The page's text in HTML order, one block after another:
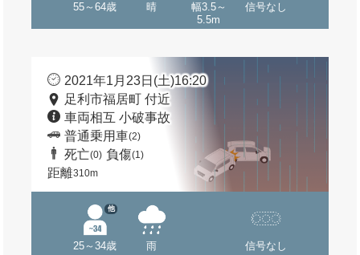
55～64歳 晴
幅3.5～
5.5m
信号なし
2021年1月23日(土)16:20
足利市福居町 付近
車両相互 小破事故
普通乗用車(2)
死亡(0) 負傷(1)
距離310m
25～34歳
他
雨 信号なし